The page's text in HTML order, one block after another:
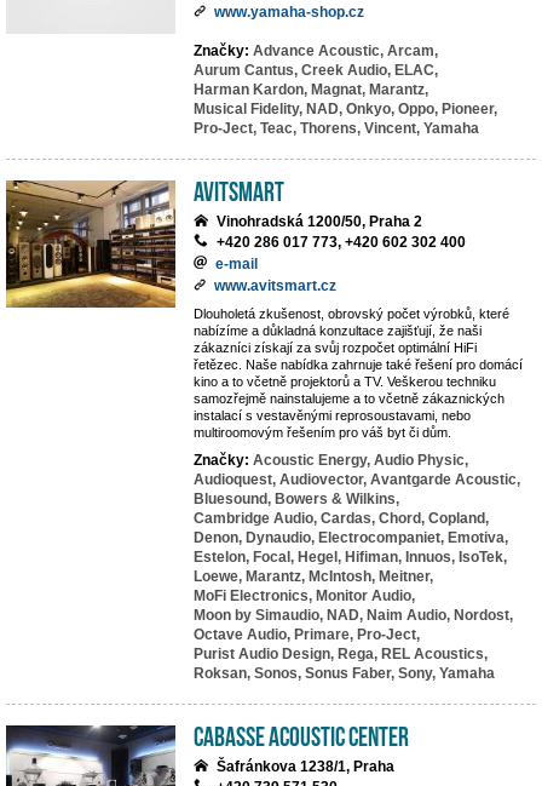
www.yamaha-shop.cz
Značky: Advance Acoustic, Arcam,
Aurum Cantus, Creek Audio, ELAC,
Harman Kardon, Magnat, Marantz,
Musical Fidelity, NAD, Onkyo, Oppo, Pioneer,
Pro-Ject, Teac, Thorens, Vincent, Yamaha
Avitsmart
Vinohradská 1200/50, Praha 2
+420 286 017 773, +420 602 302 400
e-mail
www.avitsmart.cz
Dlouholetá zkušenost, obrovský počet výrobků, které
nabízíme a důkladná konzultace zajišťují, že naši
zákazníci získají za svůj rozpočet optimální HiFi
řetězec. Naše nabídka zahrnuje také řešení pro domácí
kino a to včetně projektorů a TV. Veškerou techniku
samozřejmě nainstalujeme a to včetně zákaznických
instalací s vestavěnými reprosoustavami, nebo
multiroomovým řešením pro váš byt či dům.
Značky: Acoustic Energy, Audio Physic,
Audioquest, Audiovector, Avantgarde Acoustic,
Bluesound, Bowers & Wilkins,
Cambridge Audio, Cardas, Chord, Copland,
Denon, Dynaudio, Electrocompaniet, Emotiva,
Estelon, Focal, Hegel, Hifiman, Innuos, IsoTek,
Loewe, Marantz, McIntosh, Meitner,
MoFi Electronics, Monitor Audio,
Moon by Simaudio, NAD, Naim Audio, Nordost,
Octave Audio, Primare, Pro-Ject,
Purist Audio Design, Rega, REL Acoustics,
Roksan, Sonos, Sonus Faber, Sony, Yamaha
Cabasse Acoustic Center
Šafránkova 1238/1, Praha